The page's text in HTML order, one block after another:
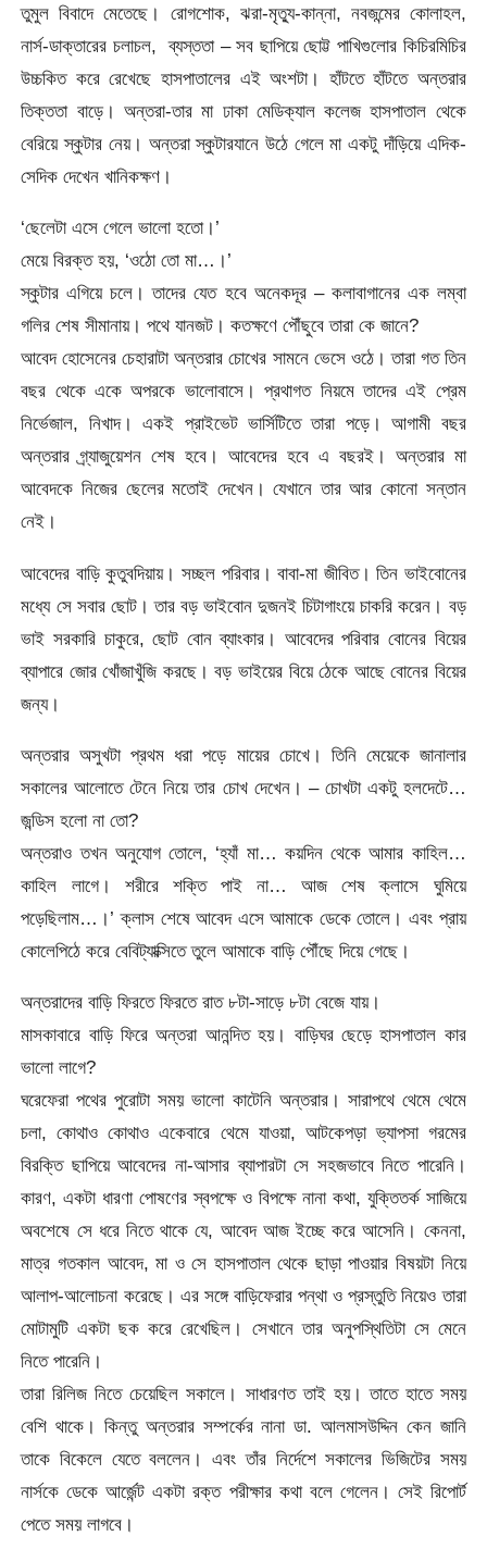
তুমুল বিবাদে মেতেছে। রোগশোক, ঝরা-মৃত্যু-কান্না, নবজন্মের কোলাহল,
নার্স-ডাক্তারের চলাচল, ব্যস্ততা – সব ছাপিয়ে ছোট্ট পাখিগুলোর কিচিরমিচির
উচ্চকিত করে রেখেছে হাসপাতালের এই অংশটা। হাঁটতে হাঁটতে অন্তরার
তিক্ততা বাড়ে। অন্তরা-তার মা ঢাকা মেডিক্যাল কলেজ হাসপাতাল থেকে
বেরিয়ে স্কুটার নেয়। অন্তরা স্কুটারযানে উঠে গেলে মা একটু দাঁড়িয়ে এদিক-
সেদিক দেখেন খানিকক্ষণ।
‘ছেলেটা এসে গেলে ভালো হতো।’
মেয়ে বিরক্ত হয়, ‘ওঠো তো মা…।’
স্কুটার এগিয়ে চলে। তাদের যেত হবে অনেকদূর – কলাবাগানের এক লম্বা
গলির শেষ সীমানায়। পথে যানজট। কতক্ষণে পৌঁছুবে তারা কে জানে?
আবেদ হোসেনের চেহারাটা অন্তরার চোখের সামনে ভেসে ওঠে। তারা গত তিন
বছর থেকে একে অপরকে ভালোবাসে। প্রথাগত নিয়মে তাদের এই প্রেম
নির্ভেজাল, নিখাদ। একই প্রাইভেট ভার্সিটিতে তারা পড়ে। আগামী বছর
অন্তরার গ্র্যাজুয়েশন শেষ হবে। আবেদের হবে এ বছরই। অন্তরার মা
আবেদকে নিজের ছেলের মতোই দেখেন। যেখানে তার আর কোনো সন্তান
নেই।
আবেদের বাড়ি কুতুবদিয়ায়। সচ্ছল পরিবার। বাবা-মা জীবিত। তিন ভাইবোনের
মধ্যে সে সবার ছোট। তার বড় ভাইবোন দুজনই চিটাগাংয়ে চাকরি করেন। বড়
ভাই সরকারি চাকুরে, ছোট বোন ব্যাংকার। আবেদের পরিবার বোনের বিয়ের
ব্যাপারে জোর খোঁজাখুঁজি করছে। বড় ভাইয়ের বিয়ে ঠেকে আছে বোনের বিয়ের
জন্য।
অন্তরার অসুখটা প্রথম ধরা পড়ে মায়ের চোখে। তিনি মেয়েকে জানালার
সকালের আলোতে টেনে নিয়ে তার চোখ দেখেন। – চোখটা একটু হলদেটে…
জন্ডিস হলো না তো?
অন্তরাও তখন অনুযোগ তোলে, ‘হ্যাঁ মা… কয়দিন থেকে আমার কাহিল…
কাহিল লাগে। শরীরে শক্তি পাই না… আজ শেষ ক্লাসে ঘুমিয়ে
পড়েছিলাম…।’ ক্লাস শেষে আবেদ এসে আমাকে ডেকে তোলে। এবং প্রায়
কোলেপিঠে করে বেবিট্যাক্সিতে তুলে আমাকে বাড়ি পৌঁছে দিয়ে গেছে।
অন্তরাদের বাড়ি ফিরতে ফিরতে রাত ৮টা-সাড়ে ৮টা বেজে যায়।
মাসকাবারে বাড়ি ফিরে অন্তরা আনন্দিত হয়। বাড়িঘর ছেড়ে হাসপাতাল কার
ভালো লাগে?
ঘরেফেরা পথের পুরোটা সময় ভালো কাটেনি অন্তরার। সারাপথে থেমে থেমে
চলা, কোথাও কোথাও একেবারে থেমে যাওয়া, আটকেপড়া ভ্যাপসা গরমের
বিরক্তি ছাপিয়ে আবেদের না-আসার ব্যাপারটা সে সহজভাবে নিতে পারেনি।
কারণ, একটা ধারণা পোষণের স্বপক্ষে ও বিপক্ষে নানা কথা, যুক্তিতর্ক সাজিয়ে
অবশেষে সে ধরে নিতে থাকে যে, আবেদ আজ ইচ্ছে করে আসেনি। কেননা,
মাত্র গতকাল আবেদ, মা ও সে হাসপাতাল থেকে ছাড়া পাওয়ার বিষয়টা নিয়ে
আলাপ-আলোচনা করেছে। এর সঙ্গে বাড়িফেরার পন্থা ও প্রস্তুতি নিয়েও তারা
মোটামুটি একটা ছক করে রেখেছিল। সেখানে তার অনুপস্থিতিটা সে মেনে
নিতে পারেনি।
তারা রিলিজ নিতে চেয়েছিল সকালে। সাধারণত তাই হয়। তাতে হাতে সময়
বেশি থাকে। কিন্তু অন্তরার সম্পর্কের নানা ডা. আলমাসউদ্দিন কেন জানি
তাকে বিকেলে যেতে বললেন। এবং তাঁর নির্দেশে সকালের ভিজিটের সময়
নার্সকে ডেকে আর্জেন্ট একটা রক্ত পরীক্ষার কথা বলে গেলেন। সেই রিপোর্ট
পেতে সময় লাগবে।